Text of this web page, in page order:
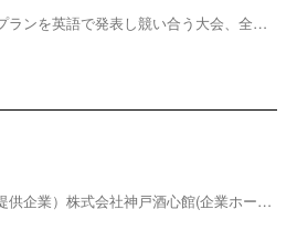
ランを英語で発表し競い合う大会、全…
供企業）株式会社神戸酒心館(企業ホー…